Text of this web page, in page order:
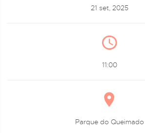
21 set, 2025
11:00
Parque do Queimado